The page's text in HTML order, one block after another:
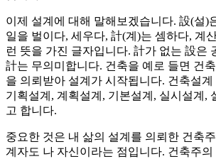
이제 설계에 대해 말해보겠습니다. 設(설)
일을 벌이다, 세우다, 計(계)는 셈하다, 계
런 뜻을 가진 글자입니다. 計가 없는 設은
計는 무의미합니다. 건축을 예로 들면 건
을 의뢰받아 설계가 시작됩니다. 건축설
기획설계, 계획설계, 기본설계, 실시설계,
고 합니다.
중요한 것은 내 삶의 설계를 의뢰한 건축
계자도 나 자신이라는 점입니다. 건축주